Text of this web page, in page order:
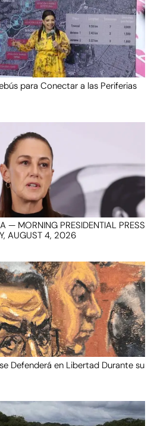
para Conectar a las Periferias
— MORNING PRESIDENTIAL PRESS
AUGUST 4, 2026
Defenderá en Libertad Durante su